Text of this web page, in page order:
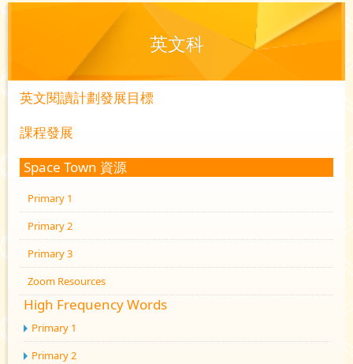
英文科
英文閱讀計劃發展目標
課程發展
Space Town 資源
Primary 1
Primary 2
Primary 3
Zoom Resources
High Frequency Words
Primary 1
Primary 2